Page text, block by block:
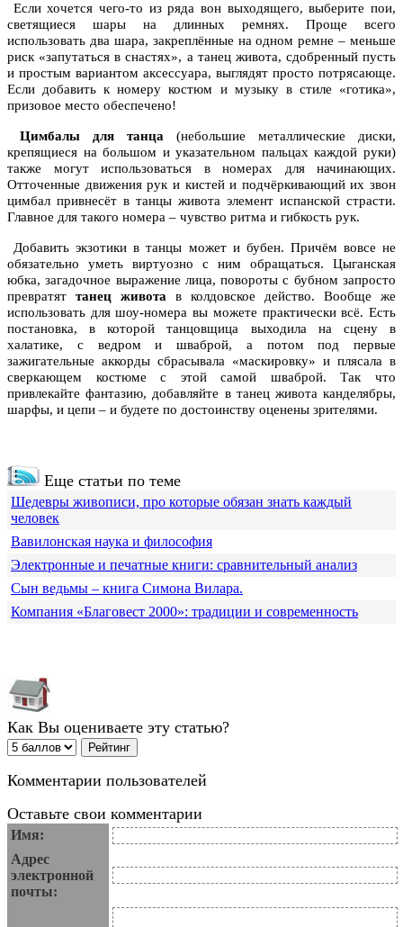
Если хочется чего-то из ряда вон выходящего, выберите пои,
светящиеся шары на длинных ремнях. Проще всего
использовать два шара, закреплённые на одном ремне – меньше
риск «запутаться в снастях», а танец живота, сдобренный пусть
и простым вариантом аксессуара, выглядят просто потрясающе.
Если добавить к номеру костюм и музыку в стиле «готика»,
призовое место обеспечено!
Цимбалы для танца (небольшие металлические диски,
крепящиеся на большом и указательном пальцах каждой руки)
также могут использоваться в номерах для начинающих.
Отточенные движения рук и кистей и подчёркивающий их звон
цимбал привнесёт в танцы живота элемент испанской страсти.
Главное для такого номера – чувство ритма и гибкость рук.
Добавить экзотики в танцы может и бубен. Причём вовсе не
обязательно уметь виртуозно с ним обращаться. Цыганская
юбка, загадочное выражение лица, повороты с бубном запросто
превратят танец живота в колдовское действо. Вообще же
использовать для шоу-номера вы можете практически всё. Есть
постановка, в которой танцовщица выходила на сцену в
халатике, с ведром и шваброй, а потом под первые
зажигательные аккорды сбрасывала «маскировку» и плясала в
сверкающем костюме с этой самой шваброй. Так что
привлекайте фантазию, добавляйте в танец живота канделябры,
шарфы, и цепи – и будете по достоинству оценены зрителями.
Еще статьи по теме
Шедевры живописи, про которые обязан знать каждый
человек
Вавилонская наука и философия
Электронные и печатные книги: сравнительный анализ
Сын ведьмы – книга Симона Вилара.
Компания «Благовест 2000»: традиции и современность
Как Вы оцениваете эту статью?
Комментарии пользователей
Оставьте свои комментарии
Имя:
Адрес
электронной
почты: